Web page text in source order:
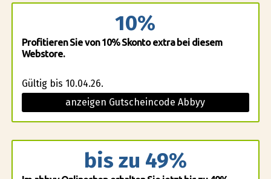
10%
Profitieren Sie von 10% Skonto extra bei diesem
Webstore.
Gültig bis 10.04.26.
anzeigen Gutscheincode Abbyy
bis zu 49%